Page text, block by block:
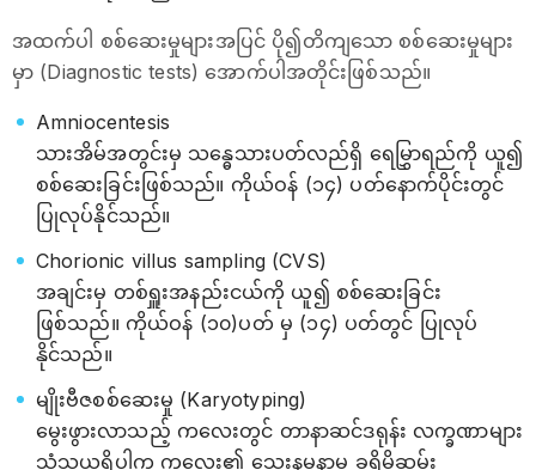
အထက်ပါ စစ်ဆေးမှုများအပြင် ပို၍တိကျသော စစ်ဆေးမှုများ
မှာ (Diagnostic tests) အောက်ပါအတိုင်းဖြစ်သည်။
Amniocentesis
သားအိမ်အတွင်းမှ သန္ဓေသားပတ်လည်ရှိ ရေမြွှာရည်ကို ယူ၍
စစ်ဆေးခြင်းဖြစ်သည်။ ကိုယ်ဝန် (၁၄) ပတ်နောက်ပိုင်းတွင်
ပြုလုပ်နိုင်သည်။
Chorionic villus sampling (CVS)
အချင်းမှ တစ်ရှူးအနည်းငယ်ကို ယူ၍ စစ်ဆေးခြင်း
ဖြစ်သည်။ ကိုယ်ဝန် (၁၀)ပတ် မှ (၁၄) ပတ်တွင် ပြုလုပ်
နိုင်သည်။
မျိုးဗီဇစစ်ဆေးမှု (Karyotyping)
မွေးဖွားလာသည့် ကလေးတွင် ‌တာနာဆင်ဒရုန်း လက္ခဏာများ
သံသယရှိပါက ကလေး၏ သွေးနမူနာမှ ခရိုမိုဆုမ်း